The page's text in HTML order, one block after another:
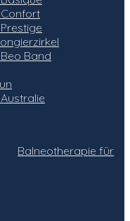
Band
Balneotherapie für